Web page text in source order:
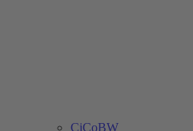
CiCoBW